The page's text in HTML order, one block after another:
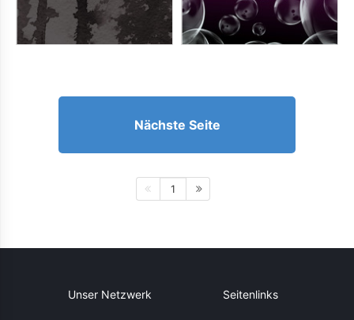
Nächste Seite
1
Unser Netzwerk Seitenlinks